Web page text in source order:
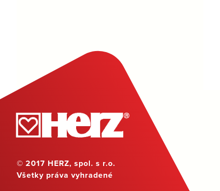
© 2017 HERZ, spol. s r.o.
Všetky práva vyhradené